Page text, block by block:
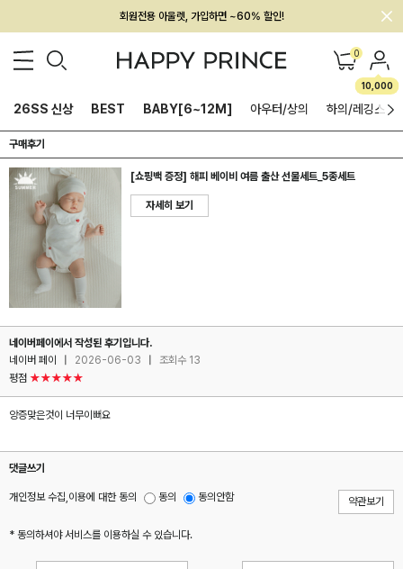
회원전용 아울렛, 가입하면 ~60% 할인!
멤버십 최대 28,000원 혜택 0
10,000
26SS 신상 BEST BABY[6~12M] 아우터/상의 하의/레깅스
구매후기
[쇼핑백 증정] 해피 베이비 여름 출산 선물세트_5종세트
자세히 보기
네이버페이에서 작성된 후기입니다.
네이버 페이
2026-06-03
조회수 13
평점 ★★★★★
앙증맞은것이 너무이뻐요
댓글쓰기
개인정보 수집,이용에 대한 동의 동의 동의안함 약관보기
* 동의하셔야 서비스를 이용하실 수 있습니다.